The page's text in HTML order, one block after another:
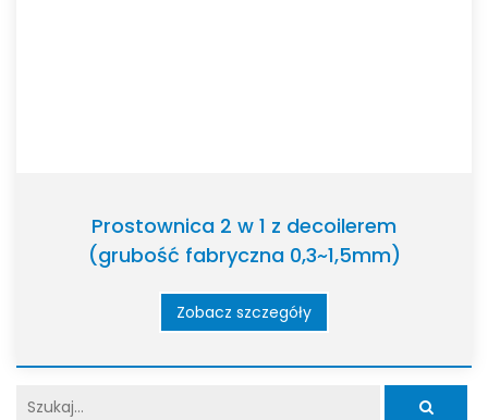
Prostownica 2 w 1 z decoilerem
(grubość fabryczna 0,3~1,5mm)
Zobacz szczegóły